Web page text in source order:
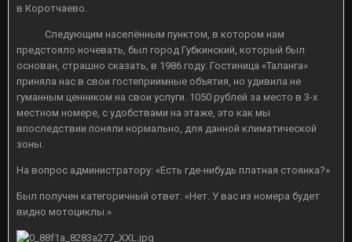
в Коротчаево.
Следующим населённым пунктом, в котором нам
предстояло ночевать, был город Губкинский, который был
основан, страшно сказать, в 1986 году. Гостиница «Таланга»
приняла нас в свои гостеприимные объятия, но удивила не
гуманным ценником на свои услуги. 1050 рублей за место в 3-х
местном номере, с удобствами на этаже, это как мы
впоследствии поняли нормально, для данной климатической
зоны.
На вопрос администратору: «Есть где-нибудь платная стоянка?»
Был получен категоричный ответ: «Нет. У вас из номера будет
видно мотоциклы.»